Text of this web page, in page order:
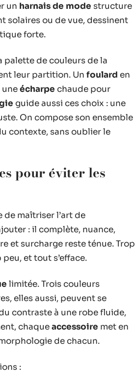
un harnais de mode structure
solaires ou de vue, dessinent
forte.
palette de couleurs de la
leur partition. Un foulard en
écharpe chaude pour
guide aussi ces choix : une
On compose son ensemble
contexte, sans oublier le
pour éviter les
de maîtriser l’art de
: il complète, nuance,
et surcharge reste ténue. Trop
et tout s’efface.
limitée. Trois couleurs
elles aussi, peuvent se
contraste à une robe fluide,
chaqueaccessoire met en
de chacun.
: